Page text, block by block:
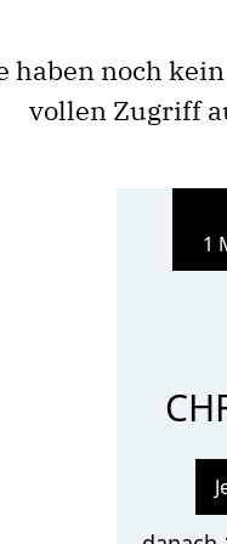
haben noch
vollen Zugriff
1